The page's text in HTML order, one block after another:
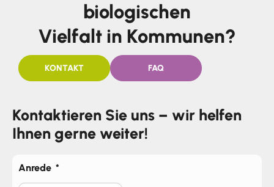
biologischen
Vielfalt in Kommunen?
KONTAKT FAQ
Kontaktieren Sie uns – wir helfen
Ihnen gerne weiter!
Anrede